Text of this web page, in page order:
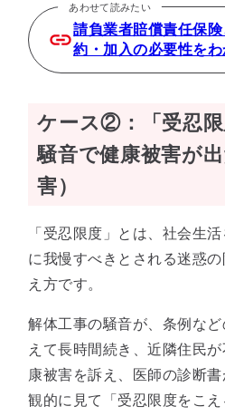
あわせて読みたい
請負業者賠償責任保
約・加入の必要性を
ケース②：「受忍
騒音で健康被害が
害）
「受忍限度」とは、社会生
に我慢すべきとされる迷惑
え方です。
解体工事の騒音が、条例な
えて長時間続き、近隣住民
康被害を訴え、医師の診断
観的に見て「受忍限度をこ